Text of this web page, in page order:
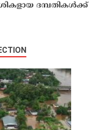
ദമ്പതികൾക്ക്